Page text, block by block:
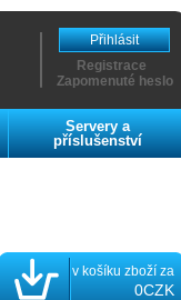
Přihlásit
Registrace
Zapomenuté heslo
Servery a
příslušenství
v košíku zboží za
0CZK